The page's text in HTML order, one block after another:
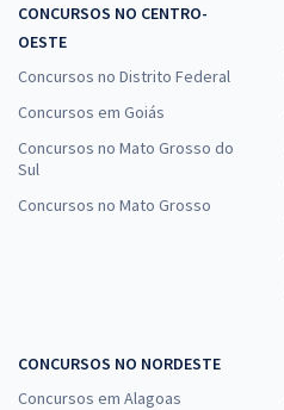
CONCURSOS NO CENTRO-
OESTE
Concursos no Distrito Federal
Concursos em Goiás
Concursos no Mato Grosso do
Sul
Concursos no Mato Grosso
CONCURSOS NO NORDESTE
Concursos em Alagoas